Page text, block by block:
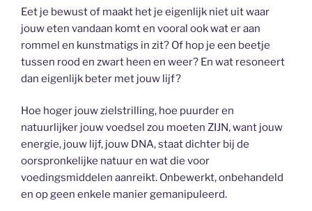
Eet je bewust of maakt het je eigenlijk niet uit waar
jouw eten vandaan komt en vooral ook wat er aan
rommel en kunstmatigs in zit? Of hop je een beetje
tussen rood en zwart heen en weer? En wat resoneert
dan eigenlijk beter met jouw lijf?
Hoe hoger jouw zielstrilling, hoe puurder en
natuurlijker jouw voedsel zou moeten ZIJN, want jouw
energie, jouw lijf, jouw DNA, staat dichter bij de
oorspronkelijke natuur en wat die voor
voedingsmiddelen aanreikt. Onbewerkt, onbehandeld
en op geen enkele manier gemanipuleerd.